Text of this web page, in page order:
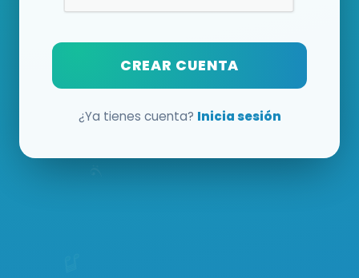
CREAR CUENTA
¿Ya tienes cuenta? Inicia sesión